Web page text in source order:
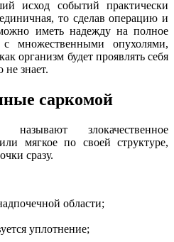
исход событий практически
то сделав операцию и
иметь надежду на полное
множественными опухолями,
организм будет проявлять себя
не знает.
саркомой
злокачественное
мягкое по своей структуре,
сразу.
области;
уплотнение;